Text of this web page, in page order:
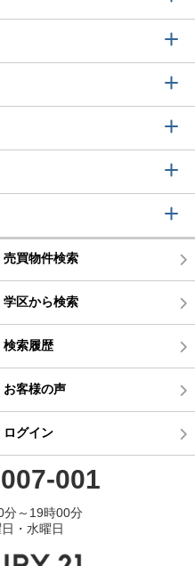
売買物件検索
学区から検索
検索履歴
お客様の声
ログイン
001
分～19時00分
・水曜日